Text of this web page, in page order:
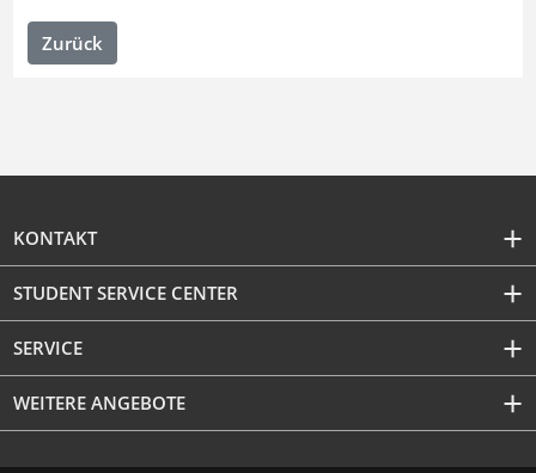
Zurück
KONTAKT
STUDENT SERVICE CENTER
SERVICE
WEITERE ANGEBOTE